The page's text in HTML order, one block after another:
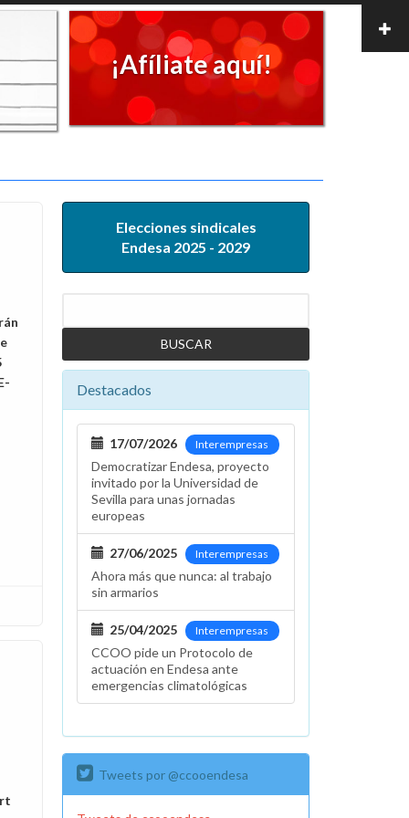
¡Afíliate aquí!
Elecciones sindicales
Endesa 2025 - 2029
Destacados
Interempresas
17/07/2026
Democratizar Endesa, proyecto
invitado por la Universidad de
Sevilla para unas jornadas
europeas
Interempresas
27/06/2025
Ahora más que nunca: al trabajo
sin armarios
Interempresas
25/04/2025
CCOO pide un Protocolo de
actuación en Endesa ante
emergencias climatológicas
Tweets por @ccooendesa